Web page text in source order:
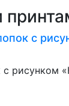
с
с рисунком